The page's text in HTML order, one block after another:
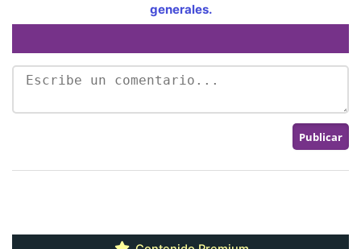
generales.